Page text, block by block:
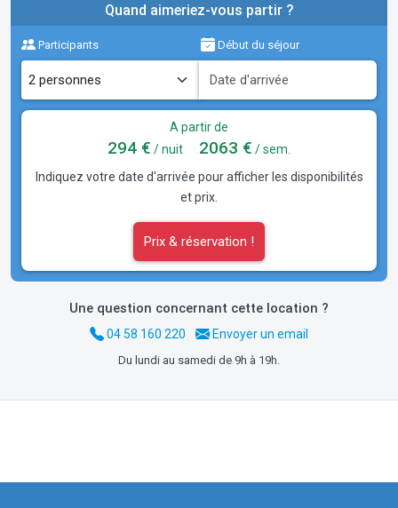
Quand aimeriez-vous partir ?
Participants Début du séjour
A partir de
294 € / nuit 2063 € / sem.
Indiquez votre date d'arrivée pour afficher les disponibilités
et prix.
Prix & réservation !
Une question concernant cette location ?
04 58 160 220 Envoyer un email
Du lundi au samedi de 9h à 19h.